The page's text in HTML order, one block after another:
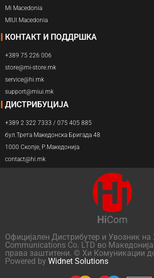
Mi Macedonia
MIUI Macedonia
КОНТАКТ И ПОДДРШКА
+389 75 226 006
store@mi-store.mk
service@hi.mk
support@miui.mk
ДИСТРИБУЦИЈА
+389 2 322 7333 / 075 405 885
бул.Трета Македонска Бригада 48
1000 Скопје, Р.Македонија
contact@hi.mk
Официјален Дистрибутер и Увозник на
Communications Co. LTD во
права заштитени. © Хи Комуникации
Powered by Widnet Solutions